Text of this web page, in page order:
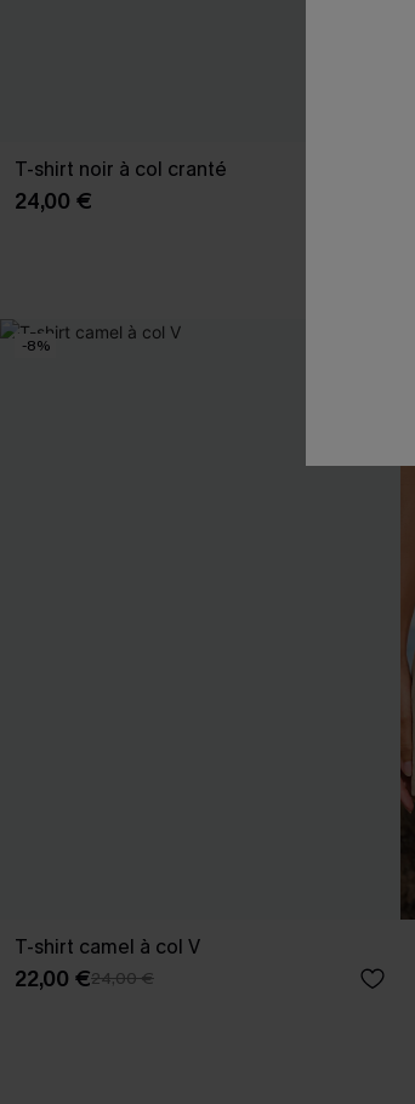
T-shirt noir à col cranté
24,00 €
-8%
T-shirt camel à col V
22,00 €24,00 €